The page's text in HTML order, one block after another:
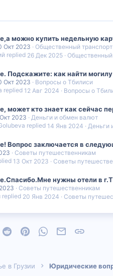
можно купить недельную
Окт 2023
Общественный
Общественный
26 Дек 2025
Подскажите: как найти
Окт 2023
Вопросы о Тбилиси
Вопросы о
12 Авг 2024
может кто знает как сейчас
2023
Деньги и обмен валют
Деньги
14 Янв 2024
Вопрос заключается в
Советы путешественникам
Советы
13 Окт 2023
нужны отели в
Советы путешественникам
Советы
20 Янв 2024
Reddit PinterestWhatsAppЭлектронная
в Грузии Юридические